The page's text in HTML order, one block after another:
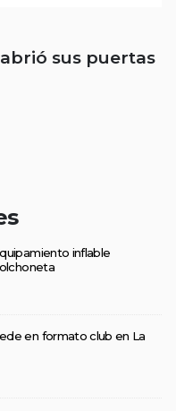
sus puertas
inflable
en formato club en La